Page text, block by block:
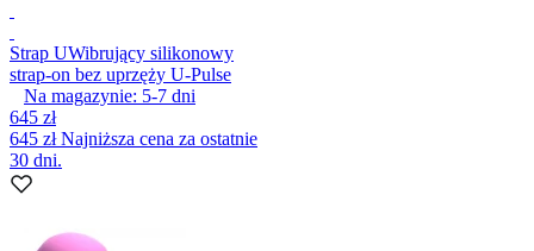
Strap UWibrujący silikonowy
strap-on bez uprzęży U-Pulse
Na magazynie: 5-7 dni
645 zł
645 złNajniższa cena za ostatnie
30 dni.